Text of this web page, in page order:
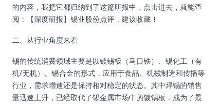
的内容，我把它都归纳到了这篇研报中，点击进去，就能查
阅：【深度研报】锡业股份点评，建议收藏！
二、从行业角度来看
锡的传统消费领域主要是以镀锡板（马口铁）、锡化工（有
机/无机）、锡合金的形式，应用于食品、机械制造和传播等
行业，需求增速还是保持相对稳定的状态。其中焊锡的销售
量迅速上升，已经取代了锡金属市场中的镀锡板，成为了最